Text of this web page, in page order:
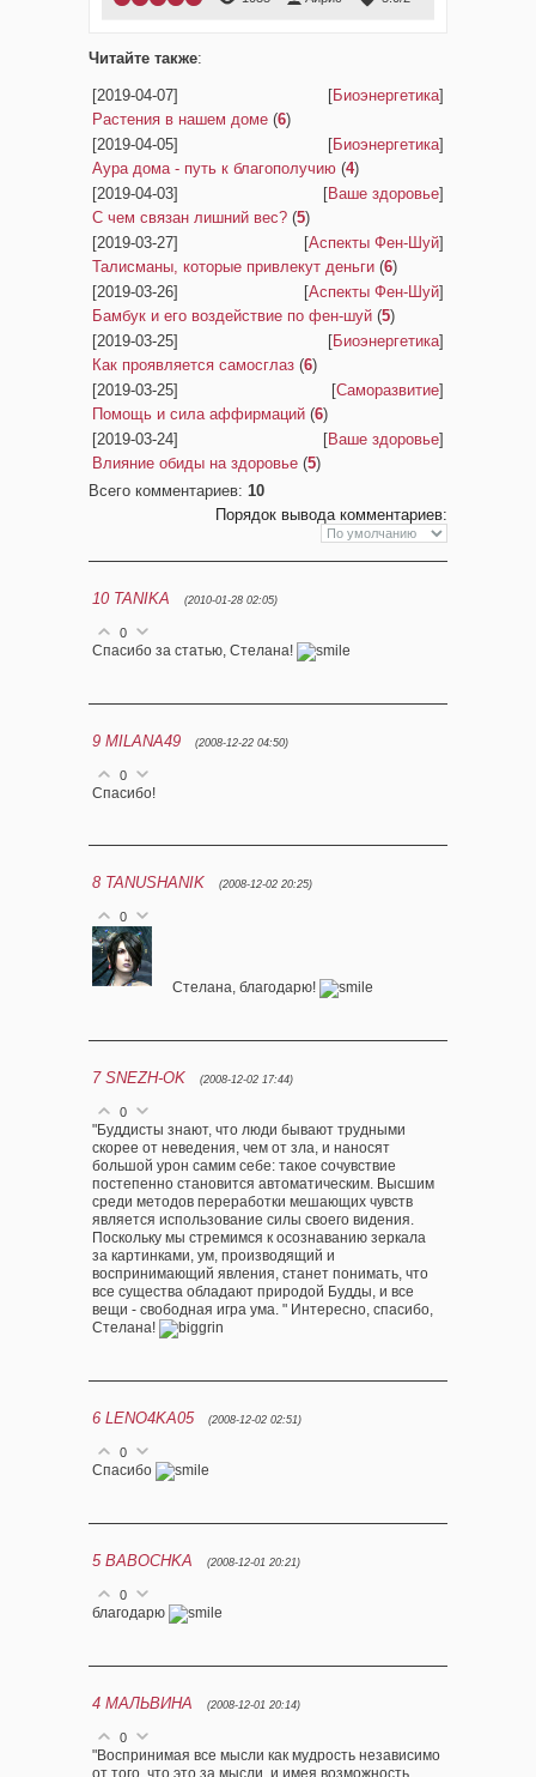
Читайте также:
[2019-04-07] [Биоэнергетика]
Растения в нашем доме (6)
[2019-04-05]
[Биоэнергетика]
Аура дома - путь к благополучию (4)
[2019-04-03]
[Ваше здоровье]
С чем связан лишний вес? (5)
[2019-03-27]
[Аспекты Фен-Шуй]
Талисманы, которые привлекут деньги (6)
[2019-03-26]
[Аспекты Фен-Шуй]
Бамбук и его воздействие по фен-шуй (5)
[2019-03-25]
[Биоэнергетика]
Как проявляется самосглаз (6)
[2019-03-25]
[Саморазвитие]
Помощь и сила аффирмаций (6)
[2019-03-24]
[Ваше здоровье]
Влияние обиды на здоровье (5)
Всего комментариев: 10
Порядок вывода комментариев:
10 TANIKA (2010-01-28 02:05)
0
Спасибо за статью, Стелана!
9 MILANA49 (2008-12-22 04:50)
0
Спасибо!
8 TANUSHANIK (2008-12-02 20:25)
0
Стелана, благодарю!
7 SNEZH-OK (2008-12-02 17:44)
0
"Буддисты знают, что люди бывают трудными
скорее от неведения, чем от зла, и наносят
большой урон самим себе: такое сочувствие
постепенно становится автоматическим. Высшим
среди методов переработки мешающих чувств
является использование силы своего видения.
Поскольку мы стремимся к осознаванию зеркала
за картинками, ум, производящий и
воспринимающий явления, станет понимать, что
все существа обладают природой Будды, и все
вещи - свободная игра ума. " Интересно, спасибо,
Стелана!
6 LENO4KA05 (2008-12-02 02:51)
0
Спасибо
5 BABOCHKA (2008-12-01 20:21)
0
благодарю
4 МАЛЬВИНА (2008-12-01 20:14)
0
"Воспринимая все мысли как мудрость независимо
от того, что это за мысли, и имея возможность